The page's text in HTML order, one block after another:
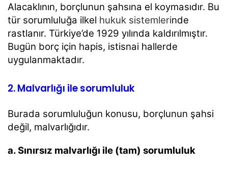
Alacaklının, borçlunun şahsına el koymasıdır. Bu
tür sorumluluğa ilkel hukuk sistemlerinde
rastlanır. Türkiye’de 1929 yılında kaldırılmıştır.
Bugün borç için hapis, istisnai hallerde
uygulanmaktadır.
2. Malvarlığı ile sorumluluk
Burada sorumluluğun konusu, borçlunun şahsi
değil, malvarlığıdır.
a. Sınırsız malvarlığı ile (tam) sorumluluk